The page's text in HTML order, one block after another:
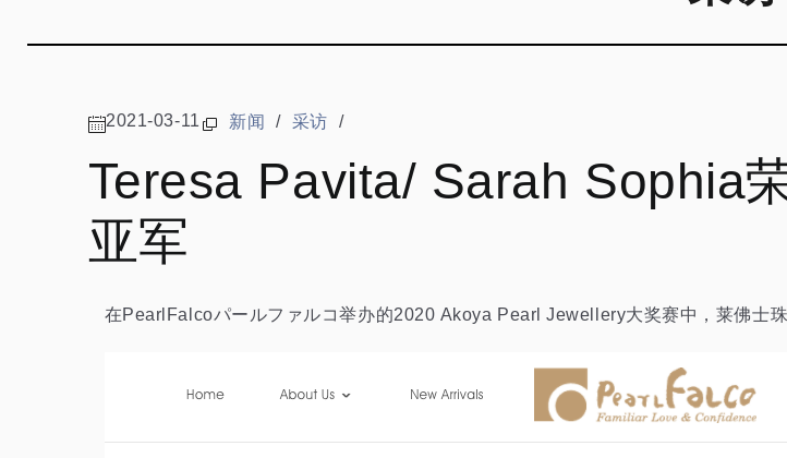
2021-03-11 新闻 / 采访 /
Teresa Pavita/ Sarah Sophia
亚军
在PearlFalcoパールファルコ举办的2020 Akoya Pearl Jewellery大奖赛中，莱佛士